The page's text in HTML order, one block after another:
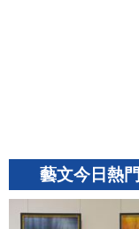
藝文今日熱門